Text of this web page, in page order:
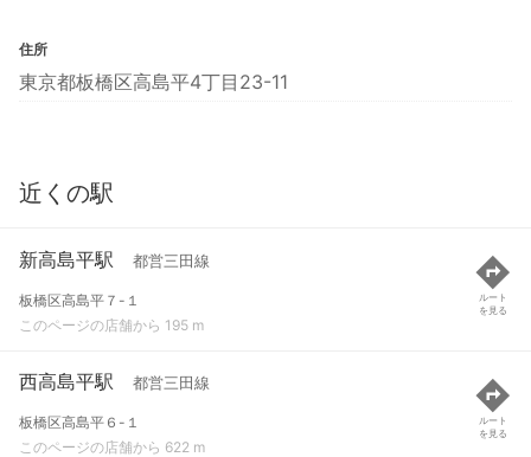
住所
東京都板橋区高島平4丁目23-11
近くの駅
新高島平駅 都営三田線
板橋区高島平７-１
このページの店舗から 195 m
ルート
を見る
西高島平駅 都営三田線
板橋区高島平６-１
このページの店舗から 622 m
ルート
を見る